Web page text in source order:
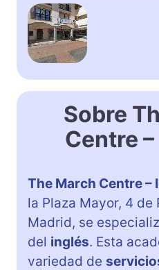
Sobre
Centre
The March Centre –
la Plaza Mayor, 4 de
Madrid, se
del inglés. Esta
variedad de